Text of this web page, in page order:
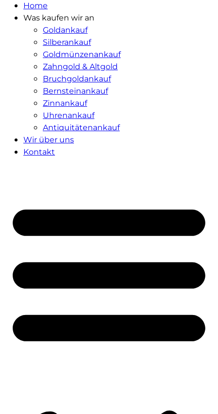
Home
Was kaufen wir an
Goldankauf
Silberankauf
Goldmünzenankauf
Zahngold & Altgold
Bruchgoldankauf
Bernsteinankauf
Zinnankauf
Uhrenankauf
Antiquitätenankauf
Wir über uns
Kontakt